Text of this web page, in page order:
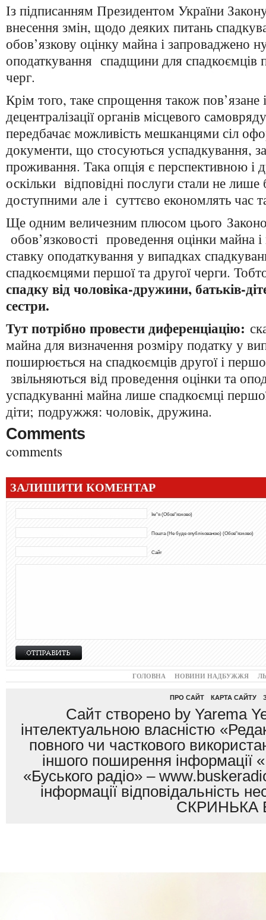
Із підписанням Президентом України
внесення змін, щодо деяких питань
обов’язкову оцінку майна і запроваджено
оподаткування спадщини для спадкоємців
черг.
Крім того, таке спрощення також
децентралізації органів місцевого
передбачає можливість мешканцями сіл
документи, що стосуються успадкування,
проживання. Така опція є перспективною і
оскільки відповідні послуги стали не лише
доступними але і суттєво економлять час
Ще одним величезним плюсом цього
обов’язковості проведення оцінки майна
ставку оподаткування у випадках
спадкоємцями першої та другої черги.
спадку від чоловіка-дружини, батьків-
сестри.
Тут потрібно провести диференціацію:
майна для визначення розміру податку у
поширюється на спадкоємців другої і
звільняються від проведення оцінки та
успадкуванні майна лише спадкоємці
діти; подружжя: чоловік, дружина.
Comments
comments
ЗАЛИШИТИ КОМЕНТАР
Ім"я (Обов"язково)
Пошта (Не буде опублікованою) (Обов"язково)
Сайт
ГОЛОВНА НОВИНИ НАДБУЖЖЯ
ПРО САЙТ КАРТА САЙТУ
Сайт створено by Yarema
інтелектуальною власністю
повного чи часткового
іншого поширення інформації
«Буського радіо» –
інформації
СКРИНЬКА